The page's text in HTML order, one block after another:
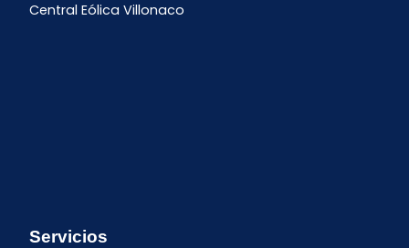
Central Eólica Villonaco
Servicios